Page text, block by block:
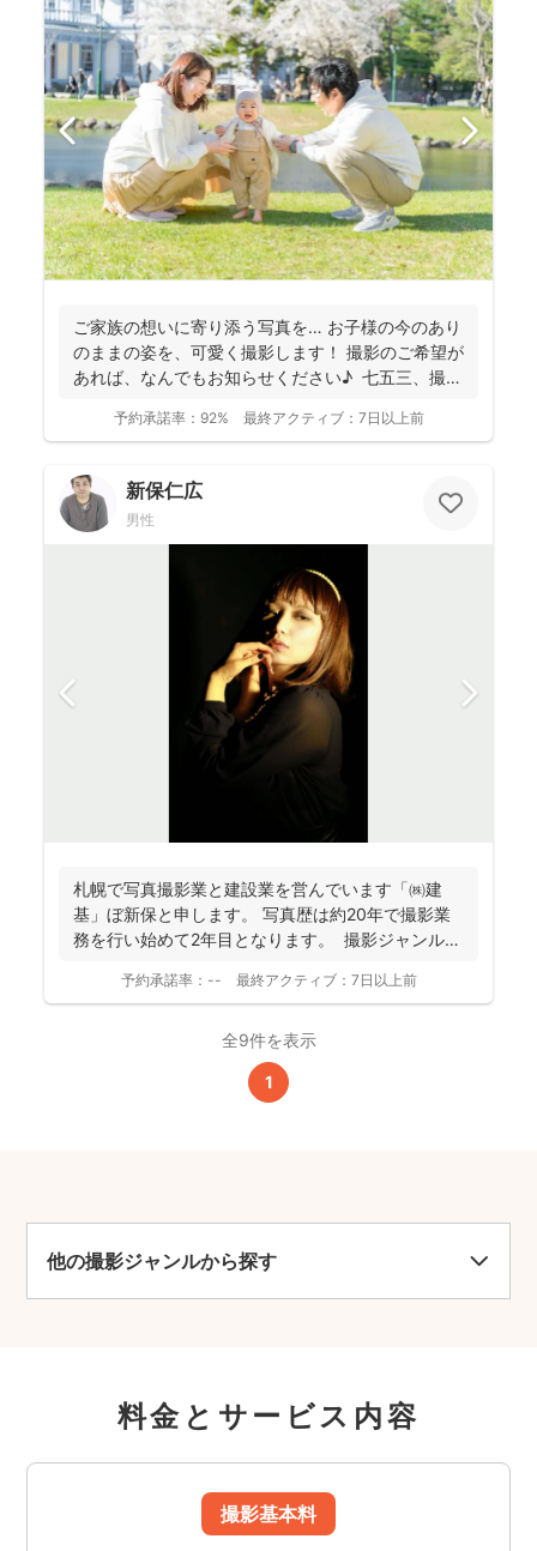
ご家族の想いに寄り添う写真を… お子様の今のあり
のままの姿を、可愛く撮影します！ 撮影のご希望が
あれば、なんでもお知らせください♪ 七五三、撮
予約承諾率： 92% 最終アクティブ： 7日以上前
新保仁広
男性
札幌で写真撮影業と建設業を営んでいます「㈱建
基」ぼ新保と申します。 写真歴は約20年で撮影業
務を行い始めて2年目となります。 撮影ジャンルは
予約承諾率： -- 最終アクティブ： 7日以上前
全9件を表示
1
他の撮影ジャンルから探す
料金とサービス内容
撮影基本料